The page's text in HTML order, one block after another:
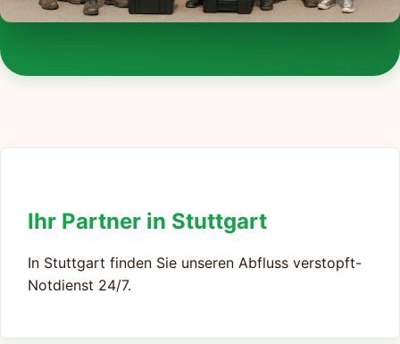
Ihr Partner in Stuttgart
In Stuttgart finden Sie unseren Abfluss verstopft-
Notdienst 24/7.